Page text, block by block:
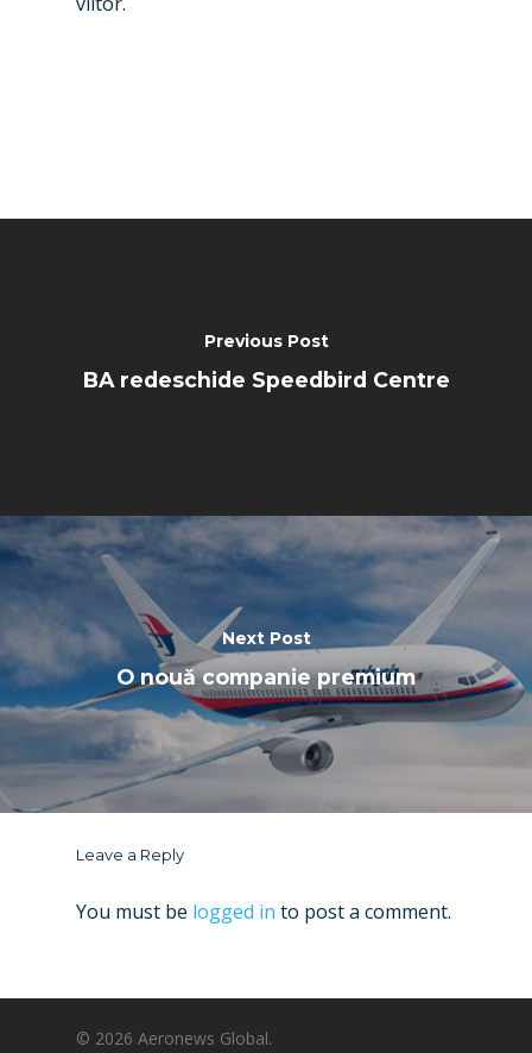
Previous Post
BA redeschide Speedbird Centre
Next Post
O nouă companie premium
Leave a Reply
You must be logged in to post a comment.
© 2026 Aeronews Global.